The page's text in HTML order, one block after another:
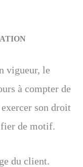
vigueur, le
à compter de
son droit
de motif.
du client.